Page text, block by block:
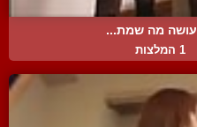
מה שמת...
1 המלצות